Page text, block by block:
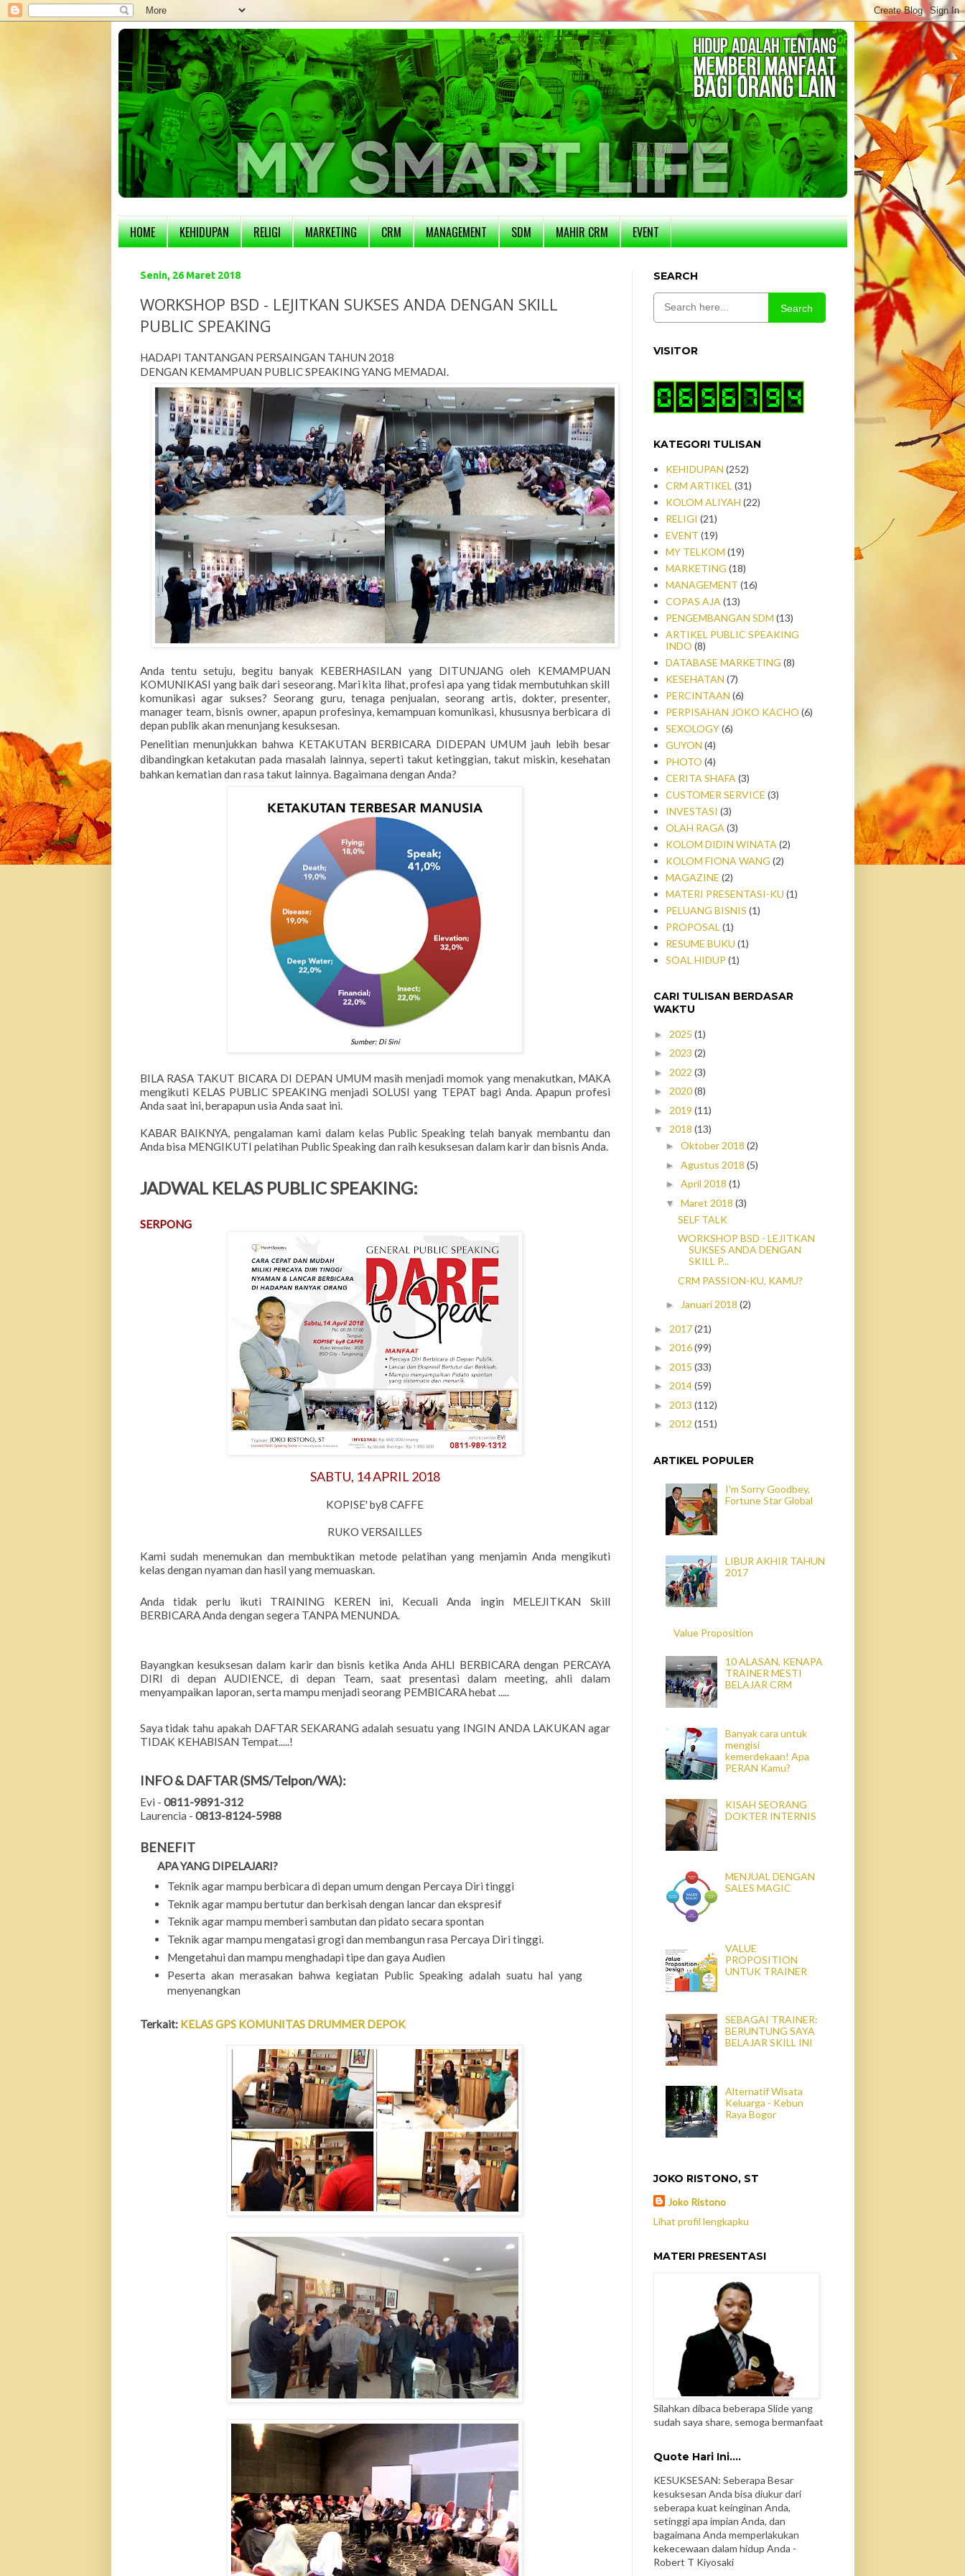
HOME KEHIDUPAN RELIGI MARKETING CRM MANAGEMENT SDM MAHIR CRM EVENT
Senin, 26 Maret 2018
WORKSHOP BSD - LEJITKAN SUKSES ANDA DENGAN SKILL
PUBLIC SPEAKING
HADAPI TANTANGAN PERSAINGAN TAHUN 2018
DENGAN KEMAMPUAN PUBLIC SPEAKING YANG MEMADAI.
Anda tentu setuju, begitu banyak KEBERHASILAN yang DITUNJANG oleh KEMAMPUAN
KOMUNIKASI yang baik dari seseorang. Mari kita lihat, profesi apa yang tidak membutuhkan skill
komunikasi agar sukses? Seorang guru, tenaga penjualan, seorang artis, dokter, presenter,
manager team, bisnis owner, apapun profesinya, kemampuan komunikasi, khususnya berbicara di
depan publik akan menunjang kesuksesan.
Penelitian menunjukkan bahwa KETAKUTAN BERBICARA DIDEPAN UMUM jauh lebih besar
dibandingkan ketakutan pada masalah lainnya, seperti takut ketinggian, takut miskin kesehatan
bahkan kematian dan rasa takut lainnya. Bagaimana dengan Anda?
Sumber: Di Sini
BILA RASA TAKUT BICARA DI DEPAN UMUM masih menjadi momok yang menakutkan, MAKA
mengikuti KELAS PUBLIC SPEAKING menjadi SOLUSI yang TEPAT bagi Anda. Apapun profesi
Anda saat ini, berapapun usia Anda saat ini.
KABAR BAIKNYA, pengalaman kami dalam kelas Public Speaking telah banyak membantu dan
Anda bisa MENGIKUTI pelatihan Public Speaking dan raih kesuksesan dalam karir dan bisnis Anda.
JADWAL KELAS PUBLIC SPEAKING:
SERPONG
SABTU, 14 APRIL 2018
KOPISE' by8 CAFFE
RUKO VERSAILLES
Kami sudah menemukan dan membuktikan metode pelatihan yang menjamin Anda mengikuti
kelas dengan nyaman dan hasil yang memuaskan.
Anda tidak perlu ikuti TRAINING KEREN ini, Kecuali Anda ingin MELEJITKAN Skill
BERBICARAAnda dengan segera TANPA MENUNDA.
Bayangkan kesuksesan dalam karir dan bisnis ketika AndaAHLI BERBICARA dengan PERCAYA
DIRI di depan AUDIENCE, di depan Team, saat presentasi dalam meeting, ahli dalam
menyampaikan laporan,serta mampu menjadi seorang PEMBICARAhebat.....
Saya tidak tahu apakah DAFTAR SEKARANG adalah sesuatu yang INGIN ANDA LAKUKAN agar
TIDAK KEHABISAN Tempat.....!
INFO & DAFTAR (SMS/Telpon/WA):
Evi - 0811-9891-312
Laurencia - 0813-8124-5988
BENEFIT
APA YANG DIPELAJARI?
Teknik agar mampu berbicara di depan umum dengan Percaya Diri tinggi
Teknik agar mampu bertutur dan berkisah dengan lancar dan ekspresif
Teknik agar mampu memberi sambutan dan pidato secara spontan
Teknik agar mampu mengatasi grogi dan membangun rasa Percaya Diri tinggi.
Mengetahui dan mampu menghadapi tipe dan gaya Audien
Peserta akan merasakan bahwa kegiatan Public Speaking adalah suatu hal yang
menyenangkan
Terkait: KELAS GPS KOMUNITAS DRUMMER DEPOK
SEARCH
Search
VISITOR
KATEGORI TULISAN
KEHIDUPAN (252)
CRM ARTIKEL (31)
KOLOM ALIYAH (22)
RELIGI (21)
EVENT (19)
MY TELKOM (19)
MARKETING (18)
MANAGEMENT (16)
COPAS AJA (13)
PENGEMBANGAN SDM (13)
ARTIKEL PUBLIC SPEAKING
INDO (8)
DATABASE MARKETING (8)
KESEHATAN (7)
PERCINTAAN (6)
PERPISAHAN JOKO KACHO (6)
SEXOLOGY(6)
GUYON (4)
PHOTO (4)
CERITA SHAFA (3)
CUSTOMER SERVICE (3)
INVESTASI (3)
OLAH RAGA (3)
KOLOM DIDIN WINATA (2)
KOLOM FIONA WANG (2)
MAGAZINE (2)
MATERI PRESENTASI-KU (1)
PELUANG BISNIS (1)
PROPOSAL (1)
RESUME BUKU (1)
SOAL HIDUP (1)
CARI TULISAN BERDASAR
WAKTU
► 2025 (1)
► 2023 (2)
► 2022 (3)
► 2020(8)
► 2019 (11)
▼ 2018 (13)
►Oktober 2018(2)
►Agustus 2018(5)
►April 2018(1)
▼Maret 2018(3)
SELF TALK
WORKSHOP BSD - LEJITKAN
SUKSES ANDA DENGAN
SKILL P...
CRM PASSION-KU, KAMU?
► Januari 2018(2)
► 2017(21)
► 2016(99)
► 2015 (33)
► 2014(59)
► 2013 (112)
► 2012 (151)
ARTIKEL POPULER
I'm Sorry Goodbey,
Fortune Star Global
LIBUR AKHIR TAHUN
2017
Value Proposition
10 ALASAN, KENAPA
TRAINER MESTI
BELAJAR CRM
Banyak cara untuk
mengisi
kemerdekaan! Apa
PERAN Kamu?
KISAH SEORANG
DOKTER INTERNIS
MENJUAL DENGAN
SALES MAGIC
VALUE
PROPOSITION
UNTUK TRAINER
SEBAGAI TRAINER:
BERUNTUNG SAYA
BELAJAR SKILL INI
Alternatif Wisata
Keluarga - Kebun
Raya Bogor
JOKO RISTONO, ST
Joko Ristono
Lihat profil lengkapku
MATERI PRESENTASI
Silahkan dibaca beberapa Slide yang
sudah saya share, semoga bermanfaat
Quote Hari Ini....
KESUKSESAN: Seberapa Besar
kesuksesan Anda bisa diukur dari
seberapa kuat keinginan Anda,
setinggi apa impian Anda, dan
bagaimana Anda memperlakukan
kekecewaan dalam hidup Anda -
Robert T Kiyosaki